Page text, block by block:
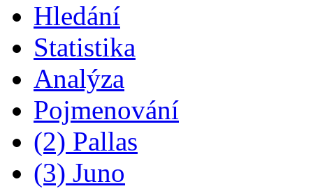
Hledání
Statistika
Analýza
Pojmenování
(2) Pallas
(3) Juno